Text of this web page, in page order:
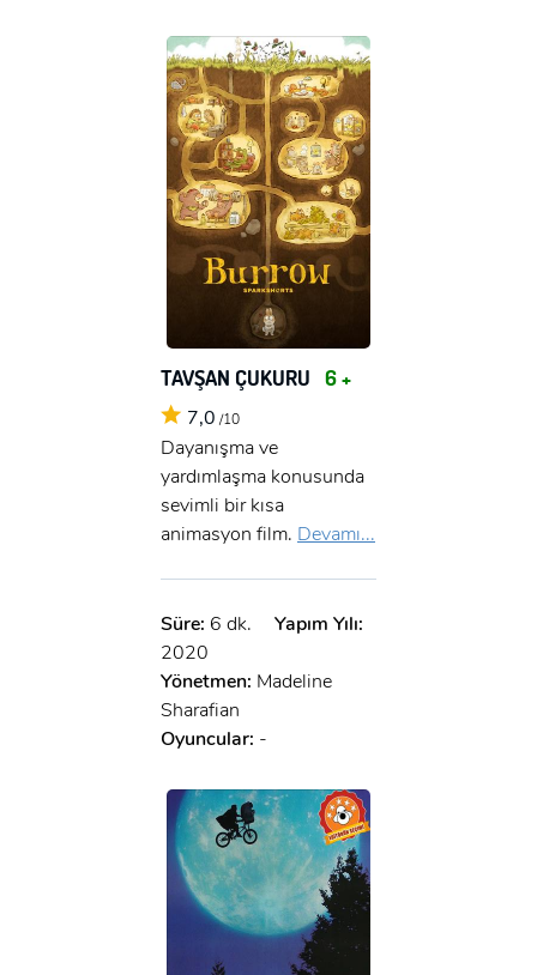
TAVŞAN ÇUKURU 6 +
7,0 /10
Dayanışma ve
yardımlaşma konusunda
sevimli bir kısa
animasyon film. Devamı...
Süre: 6 dk.
Yapım Yılı:
2020
Yönetmen: Madeline
Sharafian
Oyuncular: -